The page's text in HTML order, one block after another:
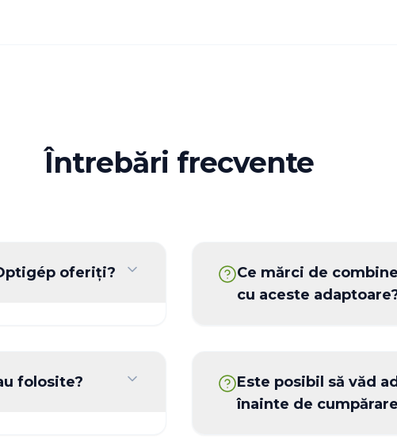
Întrebări frecvente
oferiți?
Ce mărci de
cu aceste
diverse tipuri de combine,
New Holland, Case IH etc.,
transmisia corespunzătoare.
folosite?
Este posibil să văd
înainte de